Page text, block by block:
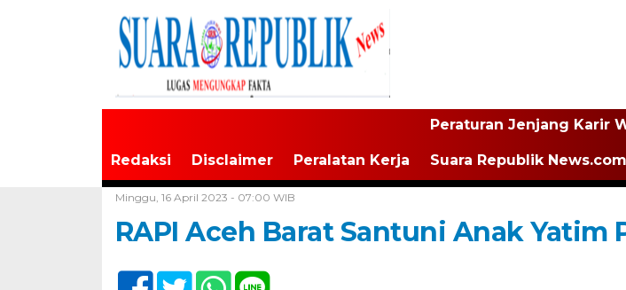
Redaksi Disclaimer Peralatan Kerja
Peraturan Jenjang Karir
Suara Republik News.com
Minggu, 16 April 2023 - 07:00 WIB
RAPI Aceh Barat Santuni Anak Yatim